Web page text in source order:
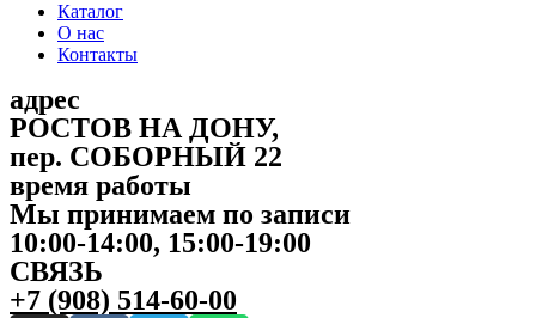
Каталог
О нас
Контакты
адрес
РОСТОВ НА ДОНУ,
пер. СОБОРНЫЙ 22
время работы
Мы принимаем по записи
10:00-14:00, 15:00-19:00
СВЯЗЬ
+7 (908) 514-60-00